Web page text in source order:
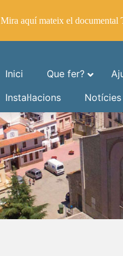
Inici
Que fer?
Instal·lacions
Notícies
Mira aquí mateix el documental